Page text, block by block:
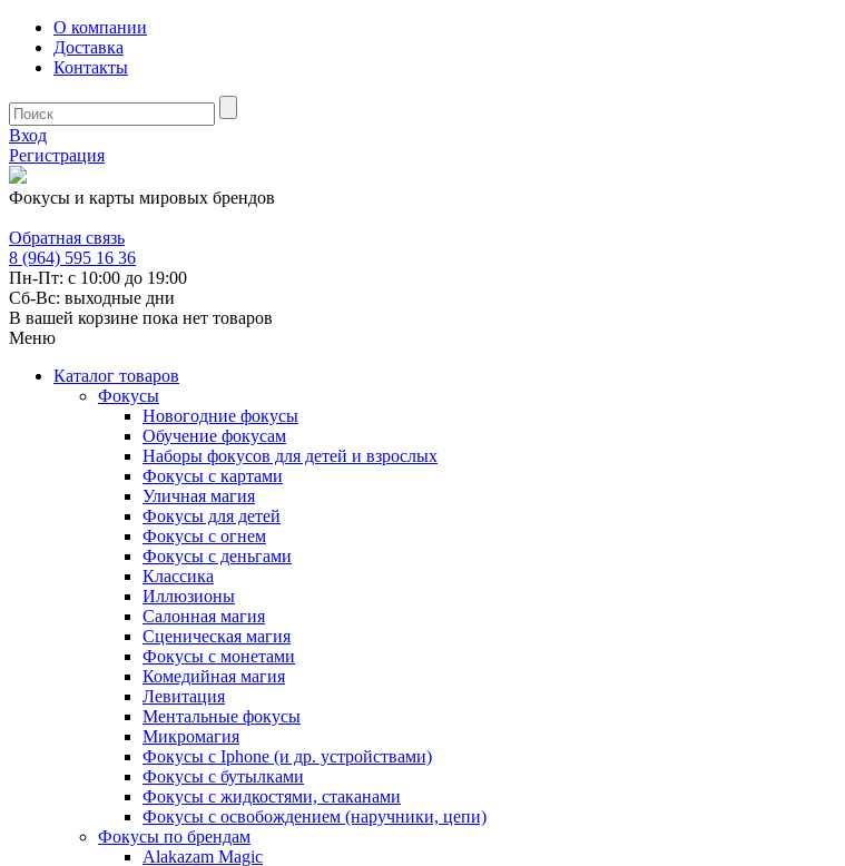
О компании
Доставка
Контакты
Вход
Регистрация
Фокусы и карты мировых брендов
Обратная связь
8 (964) 595 16 36
Пн-Пт: с 10:00 до 19:00
Сб-Вс: выходные дни
В вашей корзине пока нет товаров
Меню
Каталог товаров
Фокусы
Новогодние фокусы
Обучение фокусам
Наборы фокусов для детей и взрослых
Фокусы с картами
Уличная магия
Фокусы для детей
Фокусы с огнем
Фокусы с деньгами
Классика
Иллюзионы
Салонная магия
Сценическая магия
Фокусы с монетами
Комедийная магия
Левитация
Ментальные фокусы
Микромагия
Фокусы с Iphone (и др. устройствами)
Фокусы с бутылками
Фокусы с жидкостями, стаканами
Фокусы с освобождением (наручники, цепи)
Фокусы по брендам
Alakazam Magic